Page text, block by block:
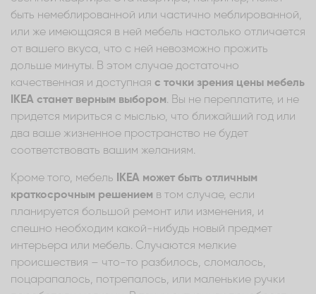
быть немеблированной или частично меблированной,
или же имеющаяся в ней мебель настолько отличается
от вашего вкуса, что с ней невозможно прожить
дольше минуты. В этом случае достаточно
качественная и доступная с точки зрения цены мебель
IKEA станет верным выбором. Вы не переплатите, и не
придется мириться с мыслью, что ближайший год или
два ваше жизненное пространство не будет
соответствовать вашим желаниям.
Кроме того, мебель
IKEA может быть отличным
краткосрочным решением в том случае, если
планируется большой ремонт или изменения, и
спешно необходим какой-нибудь новый предмет
интерьера или мебель. Случаются мелкие
происшествия – что-то разбилось, сломалось,
поцарапалось, потрепалось, или маленькие ручки